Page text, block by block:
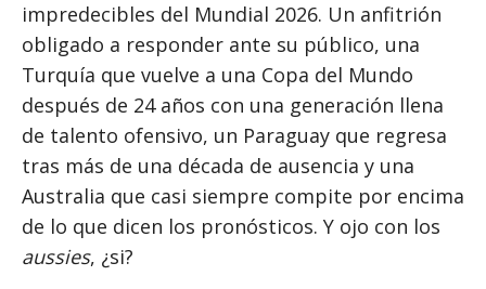
impredecibles del Mundial 2026. Un anfitrión
obligado a responder ante su público, una
Turquía que vuelve a una Copa del Mundo
después de 24 años con una generación llena
de talento ofensivo, un Paraguay que regresa
tras más de una década de ausencia y una
Australia que casi siempre compite por encima
de lo que dicen los pronósticos. Y ojo con los
aussies, ¿si?